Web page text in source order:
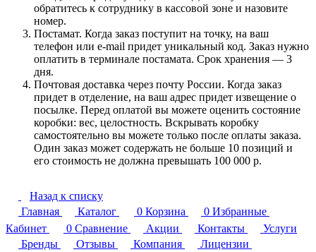
обратитесь к сотруднику в кассовой зоне и назовите
номер.
Постамат. Когда заказ поступит на точку, на ваш
телефон или e-mail придет уникальный код. Заказ нужно
оплатить в терминале постамата. Срок хранения — 3
дня.
Почтовая доставка через почту России. Когда заказ
придет в отделение, на ваш адрес придет извещение о
посылке. Перед оплатой вы можете оценить состояние
коробки: вес, целостность. Вскрывать коробку
самостоятельно вы можете только после оплаты заказа.
Один заказ может содержать не больше 10 позиций и
его стоимость не должна превышать 100 000 р.
Назад к списку
Главная
Каталог 0 Корзина 0 Избранные
Кабинет
0 Сравнение Акции Контакты
Услуги
Бренды
Отзывы Компания
Лицензии